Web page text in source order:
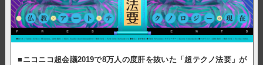
■ニコニコ超会議2019で8万人の度肝を抜いた「超テクノ法要」が